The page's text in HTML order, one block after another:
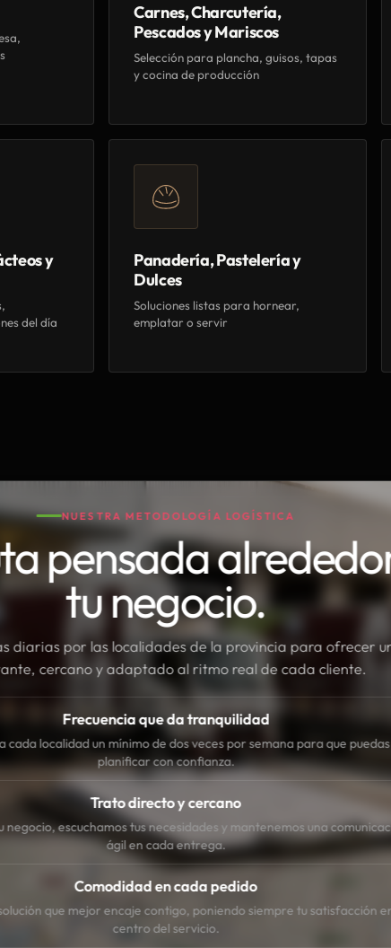
Carnes, Charcutería,
Pescados y Mariscos
Selección para plancha, guisos, tapas
y cocina de producción
y
del día
Panadería, Pastelería y
Dulces
Soluciones listas para hornear,
emplatar o servir
NUESTRA METODOLOGÍA LOGÍSTICA
pensada
tu negocio.
diarias por las localidades de la provincia para ofrecer
cercano y adaptado al ritmo real de cada cliente.
Frecuencia que da tranquilidad
cada localidad un mínimo de dos veces por semana para que puedas
planificar con confianza.
Trato directo y cercano
negocio, escuchamos tus necesidades y mantenemos una
ágil en cada entrega.
Comodidad en cada pedido
que mejor encaje contigo, poniendo siempre tu satisfacción
centro del servicio.